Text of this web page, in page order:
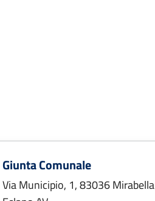
Giunta Comunale
Via Municipio, 1, 83036 Mirabella